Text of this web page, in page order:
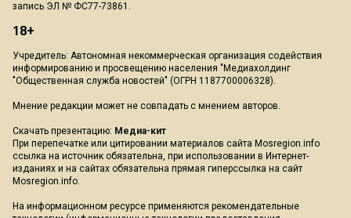
запись ЭЛ № ФС77-73861.
18+
Учредитель: Автономная некоммерческая организация содействия
информированию и просвещению населения "Медиахолдинг
"Общественная служба новостей" (ОГРН 1187700006328).
Мнение редакции может не совпадать с мнением авторов.
Скачать презентацию: Медиа-кит
При перепечатке или цитировании материалов сайта Mosregion.info
ссылка на источник обязательна, при использовании в Интернет-
изданиях и на сайтах обязательна прямая гиперссылка на сайт
Mosregion.info.
На информационном ресурсе применяются рекомендательные